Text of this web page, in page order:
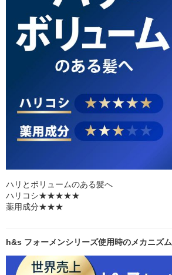
ハリとボリュームのある髪へ
ハリコシ★★★★★
薬用成分★★★
h&s フォーメンシリーズ使用時のメカニズム